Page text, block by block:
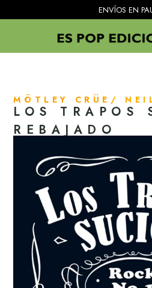
ENVÍOS EN
MÖTLEY CRÜE /
LOS TRAPOS
REBAJADO